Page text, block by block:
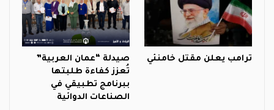
ترامب يعلن مقتل خامنئي
صيدلة “عمان العربية”
تُعزز كفاءة طلبتها
ببرنامج تطبيقي في
الصناعات الدوائية